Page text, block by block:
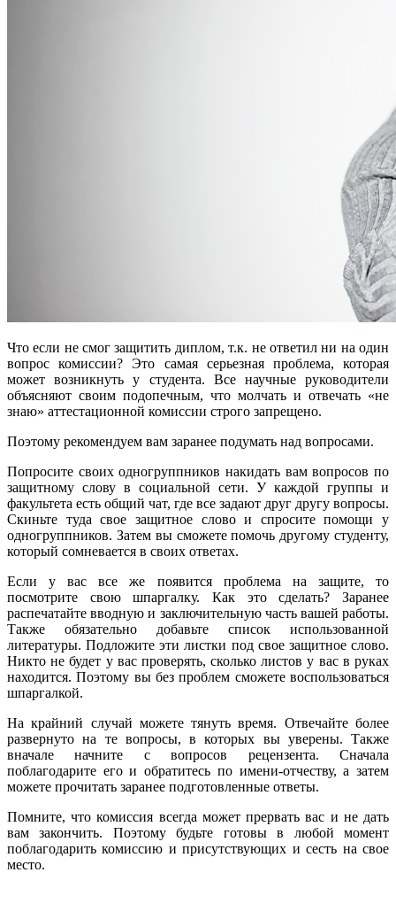
Что если не смог защитить диплом, т.к. не ответил ни на один
вопрос комиссии? Это самая серьезная проблема, которая
может возникнуть у студента. Все научные руководители
объясняют своим подопечным, что молчать и отвечать «не
знаю» аттестационной комиссии строго запрещено.
Поэтому рекомендуем вам заранее подумать над вопросами.
Попросите своих одногруппников накидать вам вопросов по
защитному слову в социальной сети. У каждой группы и
факультета есть общий чат, где все задают друг другу вопросы.
Скиньте туда свое защитное слово и спросите помощи у
одногруппников. Затем вы сможете помочь другому студенту,
который сомневается в своих ответах.
Если у вас все же появится проблема на защите, то
посмотрите свою шпаргалку. Как это сделать? Заранее
распечатайте вводную и заключительную часть вашей работы.
Также обязательно добавьте список использованной
литературы. Подложите эти листки под свое защитное слово.
Никто не будет у вас проверять, сколько листов у вас в руках
находится. Поэтому вы без проблем сможете воспользоваться
шпаргалкой.
На крайний случай можете тянуть время. Отвечайте более
развернуто на те вопросы, в которых вы уверены. Также
вначале начните с вопросов рецензента. Сначала
поблагодарите его и обратитесь по имени-отчеству, а затем
можете прочитать заранее подготовленные ответы.
Помните, что комиссия всегда может прервать вас и не дать
вам закончить. Поэтому будьте готовы в любой момент
поблагодарить комиссию и присутствующих и сесть на свое
место.